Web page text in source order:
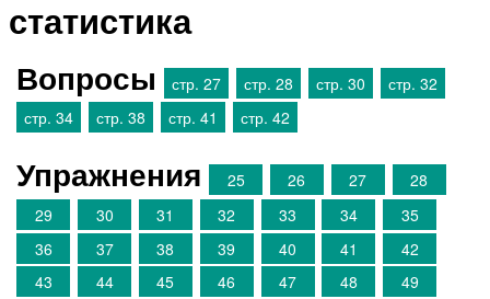
статистика
Вопросы стр. 27 стр. 28 стр. 30
стр. 32
стр. 34
стр. 38 стр. 41 стр. 42
Упражнения 25 26 27
28
29
30 31 32 33 34
35
36
37 38 39 40 41
42
43
44 45 46 47 48
49